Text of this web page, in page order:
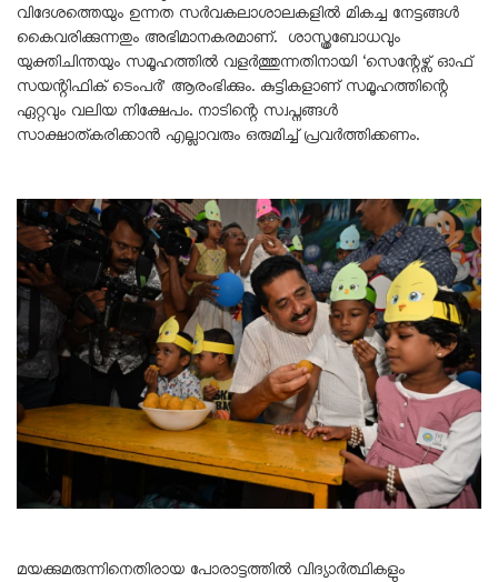
വിദേശത്തെയും ഉന്നത സർവകലാശാലകളിൽ മികച്ച നേട്ടങ്ങൾ
കൈവരിക്കുന്നതും അഭിമാനകരമാണ്. ശാസ്ത്രബോധവും
യുക്തിചിന്തയും സമൂഹത്തിൽ വളർത്തുന്നതിനായി ‘സെന്റേഴ്സ് ഓഫ്
സയന്റിഫിക് ടെംപർ’ ആരംഭിക്കും. കുട്ടികളാണ് സമൂഹത്തിന്റെ
ഏറ്റവും വലിയ നിക്ഷേപം. നാടിന്റെ സ്വപ്നങ്ങൾ
സാക്ഷാത്കരിക്കാൻ എല്ലാവരും ഒരുമിച്ച് പ്രവർത്തിക്കണം.
മയക്കുമരുന്നിനെതിരായ പോരാട്ടത്തിൽ വിദ്യാർത്ഥികളും